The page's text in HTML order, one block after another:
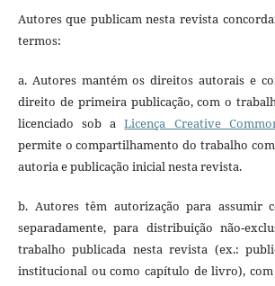
Autores que publicam nesta revista
termos:
a. Autores mantém os direitos autorais e
direito de primeira publicação, com o
licenciado sob aLicença Creative
permite o compartilhamento do trabalho
autoria e publicação inicial nesta revista.
b. Autores têm autorização para assumir
separadamente, para distribuição não-
trabalho publicada nesta revista (ex.:
institucional ou como capítulo de livro),